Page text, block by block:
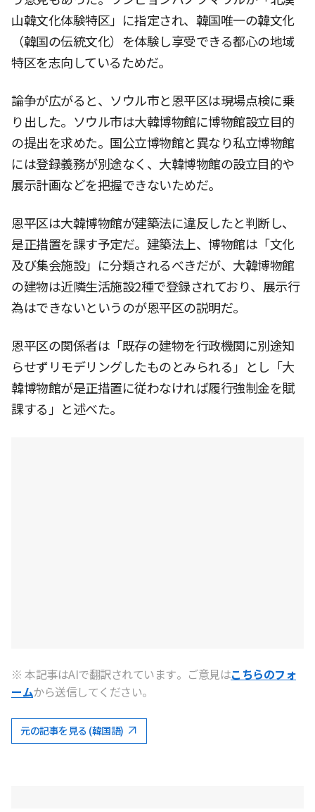
山韓文化体験特区」に指定され、韓国唯一の韓文化
（韓国の伝統文化）を体験し享受できる都心の地域
特区を志向しているためだ。
論争が広がると、ソウル市と恩平区は現場点検に乗
り出した。ソウル市は大韓博物館に博物館設立目的
の提出を求めた。国公立博物館と異なり私立博物館
には登録義務が別途なく、大韓博物館の設立目的や
展示計画などを把握できないためだ。
恩平区は大韓博物館が建築法に違反したと判断し、
是正措置を課す予定だ。建築法上、博物館は「文化
及び集会施設」に分類されるべきだが、大韓博物館
の建物は近隣生活施設2種で登録されており、展示行
為はできないというのが恩平区の説明だ。
恩平区の関係者は「既存の建物を行政機関に別途知
らせずリモデリングしたものとみられる」とし「大
韓博物館が是正措置に従わなければ履行強制金を賦
課する」と述べた。
※ 本記事はAIで翻訳されています。ご意見はこちらのフォ
ームから送信してください。
元の記事を見る (韓国語)